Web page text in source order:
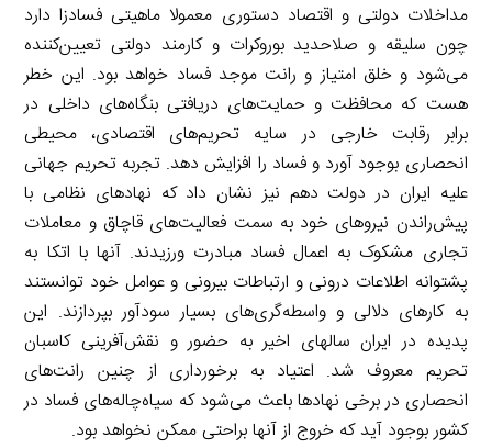
مداخلات دولتی و اقتصاد دستوری معمولا ماهیتی فسادزا دارد
چون سلیقه و صلاحدید بوروکرات و کارمند دولتی تعیین‌کننده
می‌شود و خلق امتیاز و رانت موجد فساد خواهد بود. این خطر
هست که محافظت و حمایت‌های دریافتی بنگاه‌های داخلی در
برابر رقابت خارجی در سایه تحریم‌های اقتصادی، محیطی
انحصاری بوجود ‌آورد و فساد را افزایش ‌دهد. تجربه تحریم جهانی
علیه ایران در دولت دهم نیز نشان داد که نهادهای نظامی با
پیش‌راندن نیروهای خود به سمت فعالیت‌های قاچاق و معاملات
تجاری مشکوک به اعمال فساد مبادرت ورزیدند. آنها با اتکا به
پشتوانه اطلاعات درونی و ارتباطات بیرونی و عوامل خود توانستند
به کارهای دلالی و واسطه‌گری‌های بسیار سودآور بپردازند. این
پدیده در ایران سالهای اخیر به حضور و نقش‌آفرینی کاسبان
تحریم معروف شد. اعتیاد به برخورداری از چنین رانت‌های
انحصاری در برخی نهادها باعث می‌شود که سیاه‌چاله‌های فساد در
کشور بوجود آید که خروج از آنها براحتی ممکن نخواهد بود.